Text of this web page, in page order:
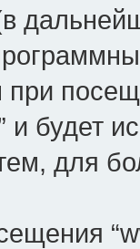
при
и будет
для